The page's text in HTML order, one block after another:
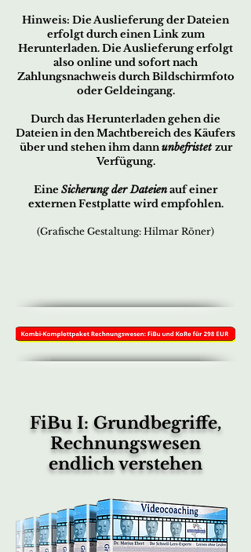
Hinweis: Die Auslieferung der Dateien
erfolgt durch einen Link zum
Herunterladen. Die Auslieferung erfolgt
also online und sofort nach
Zahlungsnachweis durch Bildschirmfoto
oder Geldeingang.
Durch das Herunterladen gehen die
Dateien in den Machtbereich des Käufers
über und stehen ihm dannunbefristetzur
Verfügung.
Eine Sicherung der Dateienauf einer
externen Festplatte wird empfohlen.
(Grafische Gestaltung: Hilmar Röner)
FiBu I: Grundbegriffe,
Rechnungswesen
endlich verstehen